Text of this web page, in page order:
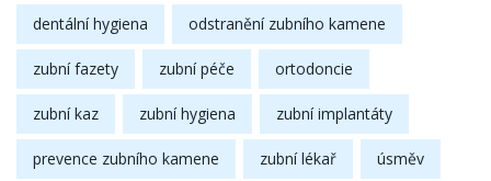
dentální hygiena odstranění zubního kamene
zubní fazety zubní péče ortodoncie
zubní kaz zubní hygiena zubní implantáty
prevence zubního kamene zubní lékař úsměv